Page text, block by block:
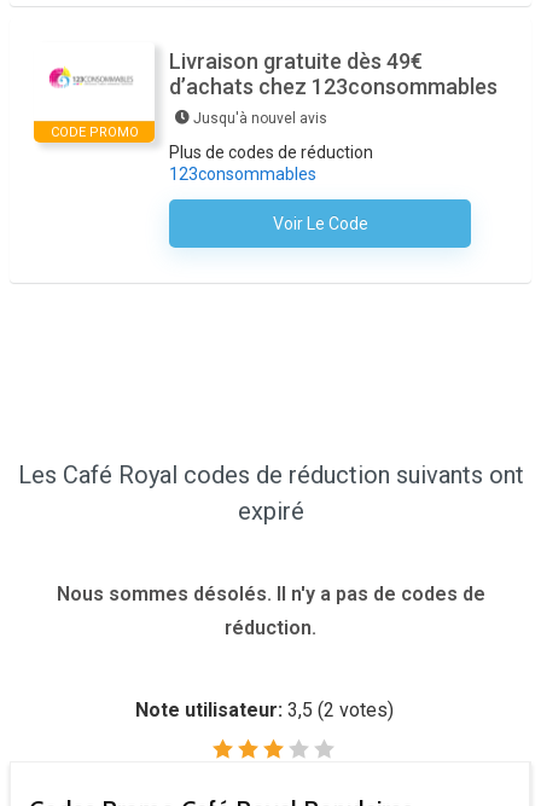
CODE PROMO
Livraison gratuite dès 49€
d’achats chez 123consommables
Jusqu'à nouvel avis
Plus de codes de réduction
123consommables
Voir Le Code
Aucun Code N'est Nécessaire
Les Café Royal codes de réduction suivants ont
expiré
Nous sommes désolés. Il n'y a pas de codes de
réduction.
Note utilisateur: 3,5 (2 votes)